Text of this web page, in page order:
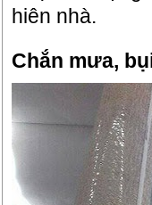
hiên nhà.
Chắn mưa,